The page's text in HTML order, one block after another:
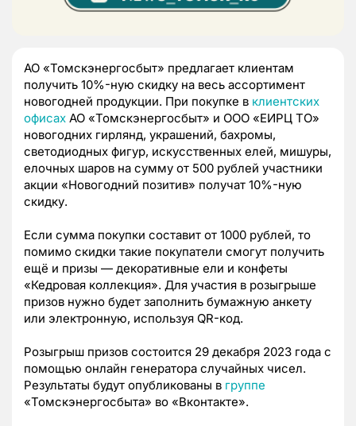
АО «Томскэнергосбыт» предлагает клиентам
получить 10%-ную скидку на весь ассортимент
новогодней продукции. При покупке в клиентских
офисах АО «Томскэнергосбыт» и ООО «ЕИРЦ ТО»
новогодних гирлянд, украшений, бахромы,
светодиодных фигур, искусственных елей, мишуры,
елочных шаров на сумму от 500 рублей участники
акции «Новогодний позитив» получат 10%-ную
скидку.
Если сумма покупки составит от 1000 рублей, то
помимо скидки такие покупатели смогут получить
ещё и призы — декоративные ели и конфеты
«Кедровая коллекция». Для участия в розыгрыше
призов нужно будет заполнить бумажную анкету
или электронную, используя QR-код.
Розыгрыш призов состоится 29 декабря 2023 года с
помощью онлайн генератора случайных чисел.
Результаты будут опубликованы в группе
«Томскэнергосбыта» во «Вконтакте».